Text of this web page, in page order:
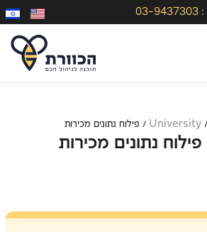
:
03-9437303
/
University
/ פילוח נתונים מכירות
נתונים מכירות